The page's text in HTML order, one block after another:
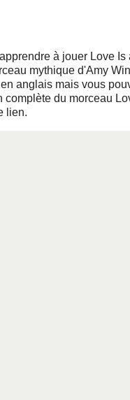
à jouer Love Is
mythique d'Amy
anglais mais vous
complète du morceau
lien.